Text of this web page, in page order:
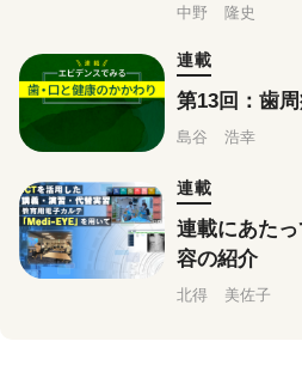
中野 隆史
連載
第13回：歯
島谷 浩幸
連載
連載にあた
容の紹介
北得 美佐子